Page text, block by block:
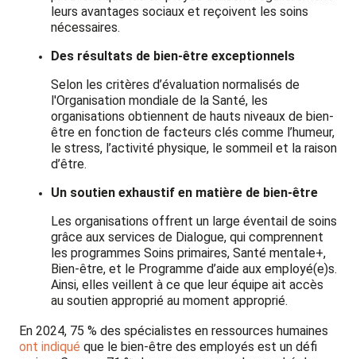
leurs avantages sociaux et reçoivent les soins
nécessaires.
Des résultats de bien-être exceptionnels
Selon les critères d’évaluation normalisés de
l'Organisation mondiale de la Santé, les
organisations obtiennent de hauts niveaux de bien-
être en fonction de facteurs clés comme l’humeur,
le stress, l’activité physique, le sommeil et la raison
d’être.
Un soutien exhaustif en matière de bien-être
Les organisations offrent un large éventail de soins
grâce aux services de Dialogue, qui comprennent
les programmes Soins primaires, Santé mentale+,
Bien-être, et le Programme d’aide aux employé(e)s.
Ainsi, elles veillent à ce que leur équipe ait accès
au soutien approprié au moment approprié.
En 2024, 75 % des spécialistes en ressources humaines
ont indiqué que le bien-être des employés est un défi